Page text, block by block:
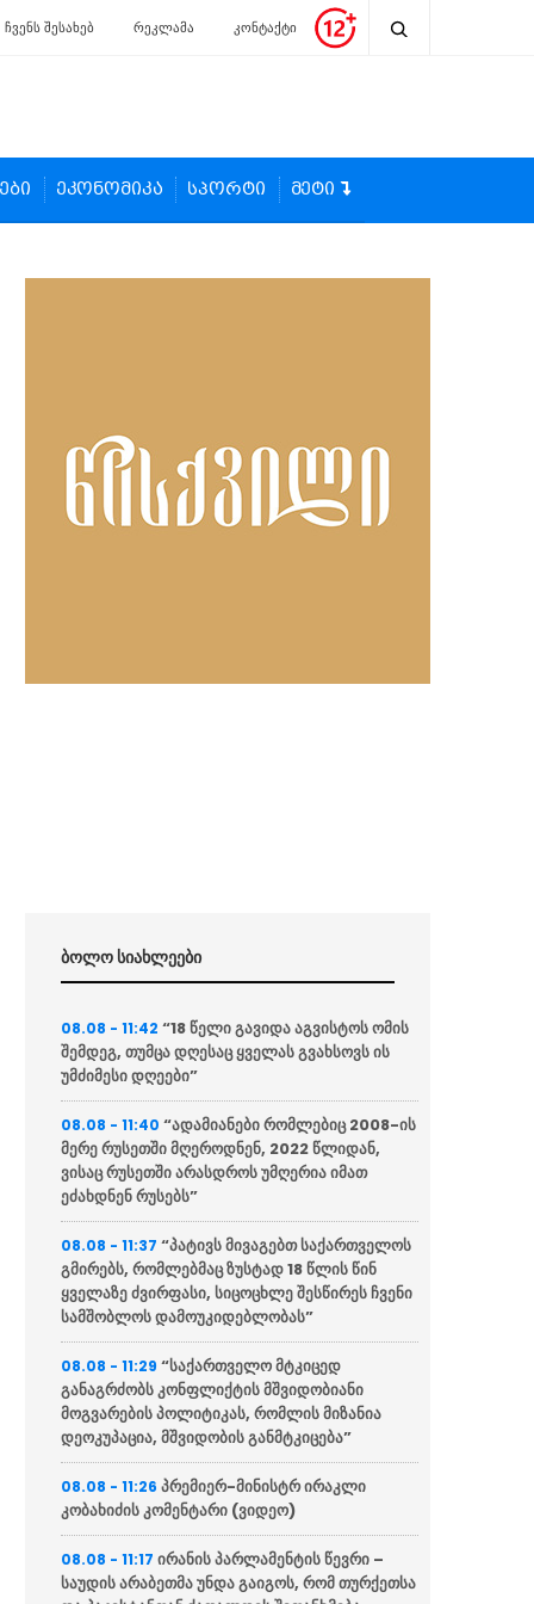
ჩვენს შესახებ რეკლამა კონტაქტი
ეკონომიკა სპორტი მეტი
ბოლო სიახლეები
08.08 - 11:42“18 წელი გავიდა აგვისტოს ომის
შემდეგ, თუმცა დღესაც ყველას გვახსოვს ის
უმძიმესი დღეები”
08.08 - 11:40“ადამიანები რომლებიც 2008-ის
მერე რუსეთში მღეროდნენ, 2022 წლიდან,
ვისაც რუსეთში არასდროს უმღერია იმათ
ეძახდნენ რუსებს”
08.08 - 11:37“პატივს მივაგებთ საქართველოს
გმირებს, რომლებმაც ზუსტად 18 წლის წინ
ყველაზე ძვირფასი, სიცოცხლე შესწირეს ჩვენი
სამშობლოს დამოუკიდებლობას”
08.08 - 11:29“საქართველო მტკიცედ
განაგრძობს კონფლიქტის მშვიდობიანი
მოგვარების პოლიტიკას, რომლის მიზანია
დეოკუპაცია, მშვიდობის განმტკიცება”
08.08 - 11:26პრემიერ-მინისტრ ირაკლი
კობახიძის კომენტარი (ვიდეო)
08.08 - 11:17ირანის პარლამენტის წევრი –
საუდის არაბეთმა უნდა გაიგოს, რომ თურქეთსა